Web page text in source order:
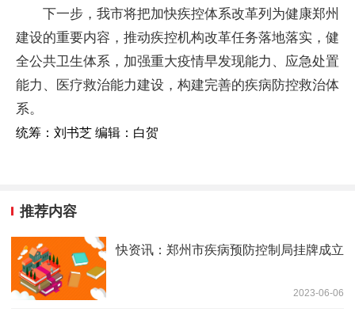
下一步，我市将把加快疾控体系改革列为健康郑州
建设的重要内容，推动疾控机构改革任务落地落实，健
全公共卫生体系，加强重大疫情早发现能力、应急处置
能力、医疗救治能力建设，构建完善的疾病防控救治体
系。
统筹：刘书芝 编辑：白贺
推荐内容
快资讯：郑州市疾病预防控制局挂牌成立
2023-06-06